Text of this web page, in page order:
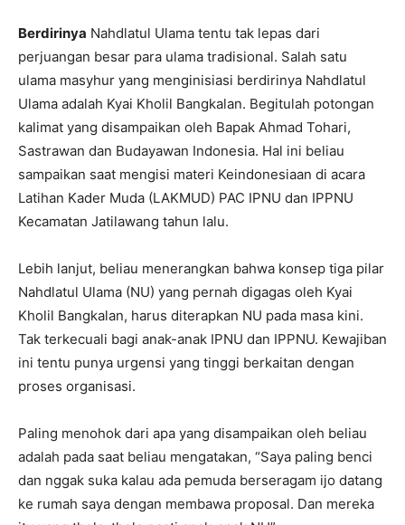
Berdirinya Nahdlatul Ulama tentu tak lepas dari
perjuangan besar para ulama tradisional. Salah satu
ulama masyhur yang menginisiasi berdirinya Nahdlatul
Ulama adalah Kyai Kholil Bangkalan. Begitulah potongan
kalimat yang disampaikan oleh Bapak Ahmad Tohari,
Sastrawan dan Budayawan Indonesia. Hal ini beliau
sampaikan saat mengisi materi Keindonesiaan di acara
Latihan Kader Muda (LAKMUD) PAC IPNU dan IPPNU
Kecamatan Jatilawang tahun lalu.
Lebih lanjut, beliau menerangkan bahwa konsep tiga pilar
Nahdlatul Ulama (NU) yang pernah digagas oleh Kyai
Kholil Bangkalan, harus diterapkan NU pada masa kini.
Tak terkecuali bagi anak-anak IPNU dan IPPNU. Kewajiban
ini tentu punya urgensi yang tinggi berkaitan dengan
proses organisasi.
Paling menohok dari apa yang disampaikan oleh beliau
adalah pada saat beliau mengatakan, “Saya paling benci
dan nggak suka kalau ada pemuda berseragam ijo datang
ke rumah saya dengan membawa proposal. Dan mereka